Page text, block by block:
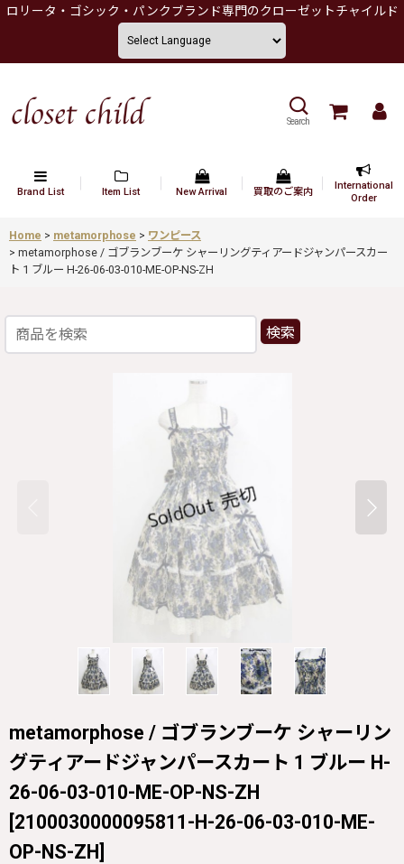
ロリータ・ゴシック・パンクブランド専門のクローゼットチャイルド
Search
Brand List Item List New Arrival 買取のご案内
International
Order
Home > metamorphose > ワンピース
> metamorphose / ゴブランブーケ シャーリングティアードジャンパースカー
ト 1 ブルー H-26-06-03-010-ME-OP-NS-ZH
検索
metamorphose / ゴブランブーケ シャーリン
グティアードジャンパースカート 1 ブルー H-
26-06-03-010-ME-OP-NS-ZH
[2100030000095811-H-26-06-03-010-ME-
OP-NS-ZH]